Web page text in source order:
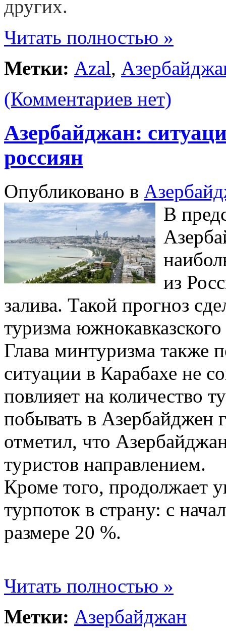
других.
Читать полностью »
Метки: Azal,
(Комментариев нет)
Азербайджан:
россиян
Опубликовано в
В
из
залива. Такой прогноз
туризма
Глава минтуризма также
ситуации в Карабахе не
повлияет на количество
побывать в
отметил, что
туристов направлением.
Кроме того, продолжает
турпоток в страну: с
размере 20 %.
Читать полностью »
Метки: Азербайджан